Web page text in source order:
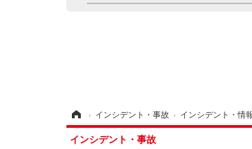
› インシデント・事故 › インシデント・情
インシデント・事故